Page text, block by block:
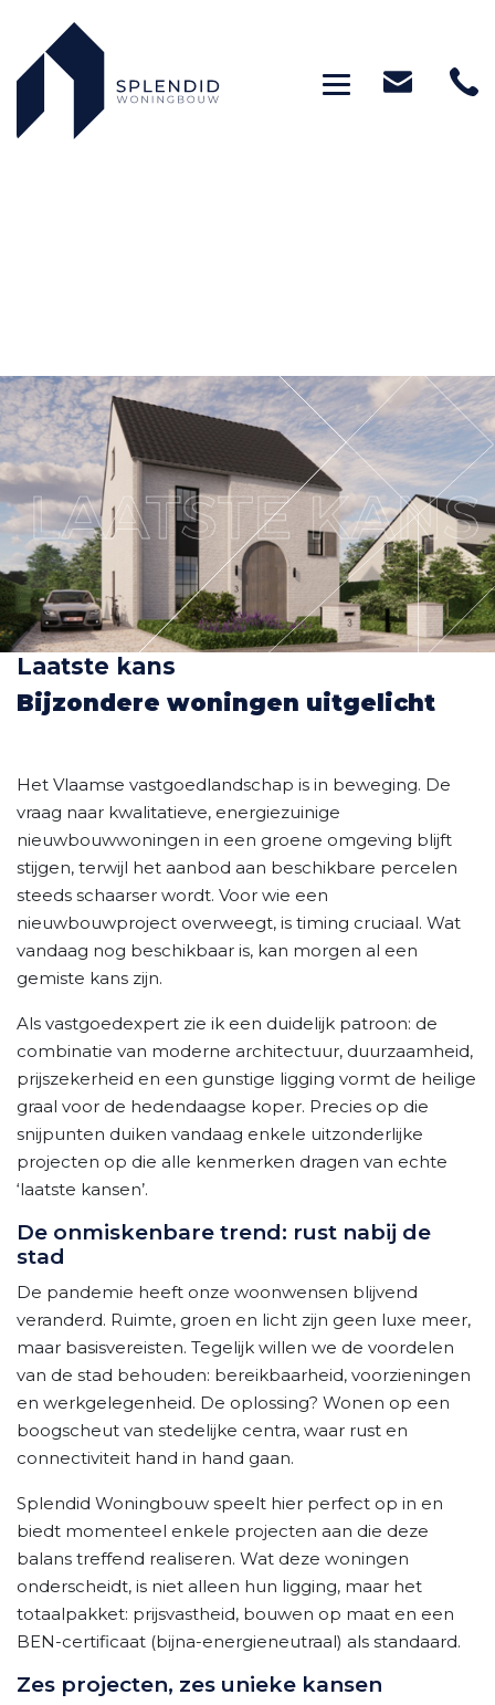
Toggle
Laatste kans
Bijzondere woningen uitgelicht
Het Vlaamse vastgoedlandschap is in beweging. De
vraag naar kwalitatieve, energiezuinige
nieuwbouwwoningen in een groene omgeving blijft
stijgen, terwijl het aanbod aan beschikbare percelen
steeds schaarser wordt. Voor wie een
nieuwbouwproject overweegt, is timing cruciaal. Wat
vandaag nog beschikbaar is, kan morgen al een
gemiste kans zijn.
Als vastgoedexpert zie ik een duidelijk patroon: de
combinatie van moderne architectuur, duurzaamheid,
prijszekerheid en een gunstige ligging vormt de heilige
graal voor de hedendaagse koper. Precies op die
snijpunten duiken vandaag enkele uitzonderlijke
projecten op die alle kenmerken dragen van echte
‘laatste kansen’.
De onmiskenbare trend: rust nabij de
stad
De pandemie heeft onze woonwensen blijvend
veranderd. Ruimte, groen en licht zijn geen luxe meer,
maar basisvereisten. Tegelijk willen we de voordelen
van de stad behouden: bereikbaarheid, voorzieningen
en werkgelegenheid. De oplossing? Wonen op een
boogscheut van stedelijke centra, waar rust en
connectiviteit hand in hand gaan.
Splendid Woningbouw speelt hier perfect op in en
biedt momenteel enkele projecten aan die deze
balans treffend realiseren. Wat deze woningen
onderscheidt, is niet alleen hun ligging, maar het
totaalpakket: prijsvastheid, bouwen op maat en een
BEN-certificaat (bijna-energieneutraal) als standaard.
Zes projecten, zes unieke kansen